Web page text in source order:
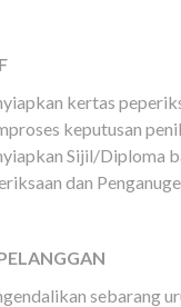
kertas
keputusan
Sijil/Diploma
dan
sebarang